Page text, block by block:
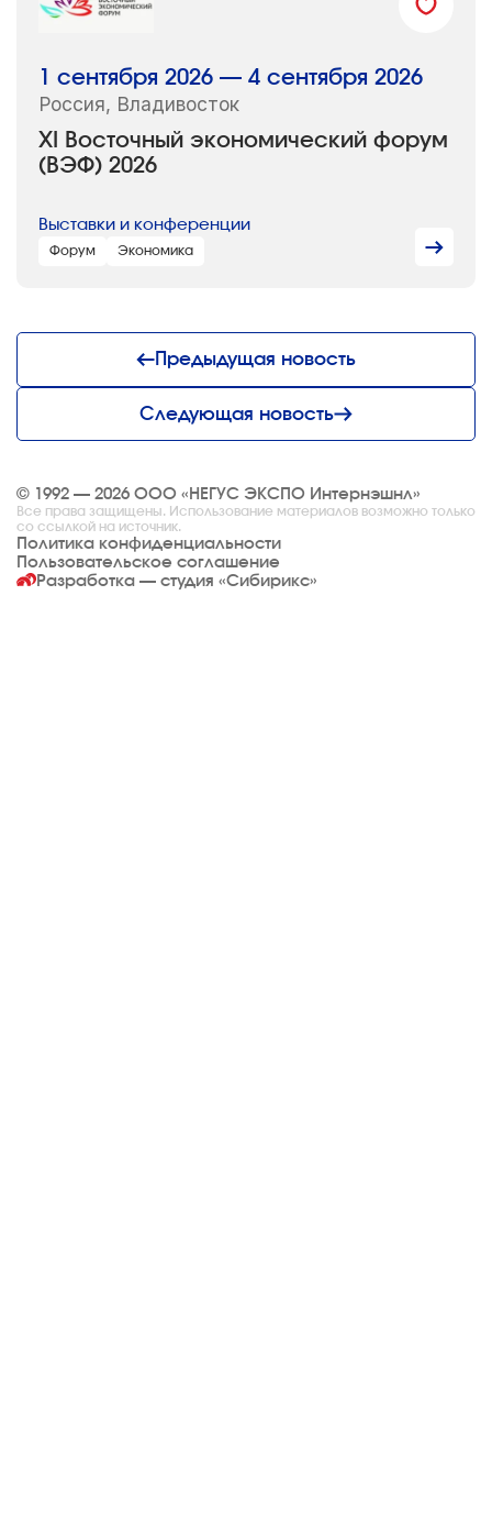
XI Восточный экономический форум
(ВЭФ) 2026
1 сентября 2026 — 4 сентября 2026
Россия, Владивосток
Выставки и конференции
Форум Экономика
Предыдущая новость
Следующая новость
© 1992 — 2026 ООО «НЕГУС ЭКСПО Интернэшнл»
Все права защищены. Использование материалов возможно только
со ссылкой на источник.
Политика конфиденциальности
Пользовательское соглашение
Разработка — студия «Сибирикс»